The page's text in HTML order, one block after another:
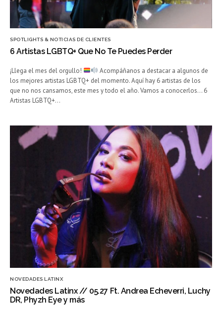
SPOTLIGHTS & NOTICIAS DE CLIENTES
6 Artistas LGBTQ+ Que No Te Puedes Perder
¡Llega el mes del orgullo!
Acompáñanos a destacar a algunos de
los mejores artistas LGBTQ+ del momento. Aquí hay 6 artistas de los
que no nos cansamos, este mes y todo el año. Vamos a conocerlos… 6
Artistas LGBTQ+…
NOVEDADES LATINX
Novedades Latinx // 05.27 Ft. Andrea Echeverri, Luchy
DR, Phyzh Eye y más